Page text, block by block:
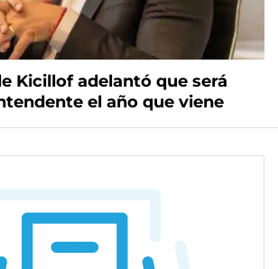
Kicillof adelantó que será
el año que viene